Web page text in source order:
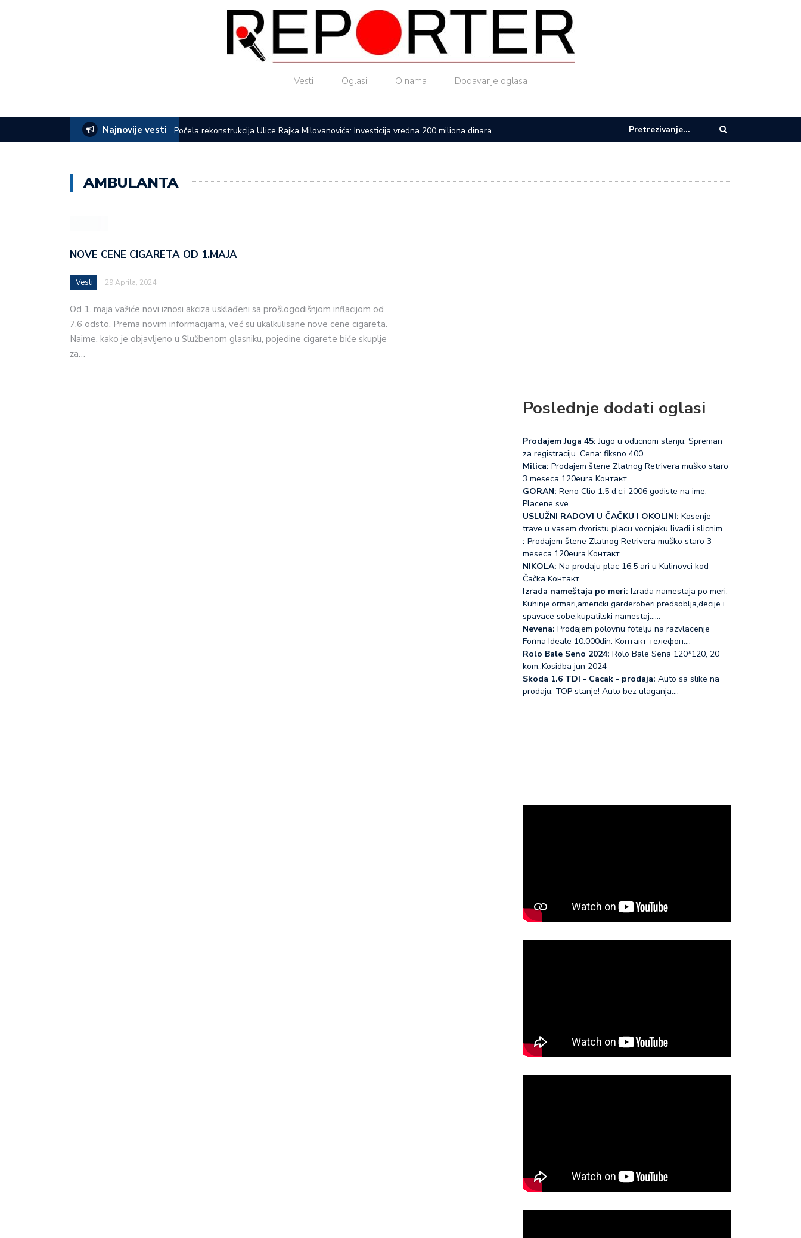
Vesti Oglasi O nama Dodavanje oglasa
Najnovije vesti Počela rekonstrukcija Ulice Rajka Milovanovića: Investicija vredna 200 miliona dinara Upućen apel za racionalnu potrošnju vode u Lučanima
AMBULANTA
NOVE CENE CIGARETA OD 1.MAJA
Vesti 29 Aprila, 2024
Od 1. maja važiće novi iznosi akciza usklađeni sa prošlogodišnjom inflacijom od
7,6 odsto. Prema novim informacijama, već su ukalkulisane nove cene cigareta.
Naime, kako je objavljeno u Službenom glasniku, pojedine cigarete biće skuplje
za…
Poslednje dodati oglasi
Prodajem Juga 45: Jugo u odlicnom stanju. Spreman
za registraciju. Cena: fiksno 400…
Milica: Prodajem štene Zlatnog Retrivera muško staro
3 meseca 120eura Koнтакт…
GORAN: Reno Clio 1.5 d.c.i 2006 godiste na ime.
Placene sve…
USLUŽNI RADOVI U ČAČKU I OKOLINI: Kosenje
trave u vasem dvoristu placu vocnjaku livadi i slicnim…
: Prodajem štene Zlatnog Retrivera muško staro 3
meseca 120eura Koнтакт…
NIKOLA: Na prodaju plac 16.5 ari u Kulinovci kod
Čačka Koнтакт…
Izrada nameštaja po meri: Izrada namestaja po meri,
Kuhinje,ormari,americki garderoberi,predsoblja,decije i
spavace sobe,kupatilski namestaj...…
Nevena: Prodajem polovnu fotelju na razvlacenje
Forma Ideale 10.000din. Koнтакт телефон:…
Rolo Bale Seno 2024: Rolo Bale Sena 120*120, 20
kom.,Kosidba jun 2024
Skoda 1.6 TDI - Cacak - prodaja: Auto sa slike na
prodaju. TOP stanje! Auto bez ulaganja.…